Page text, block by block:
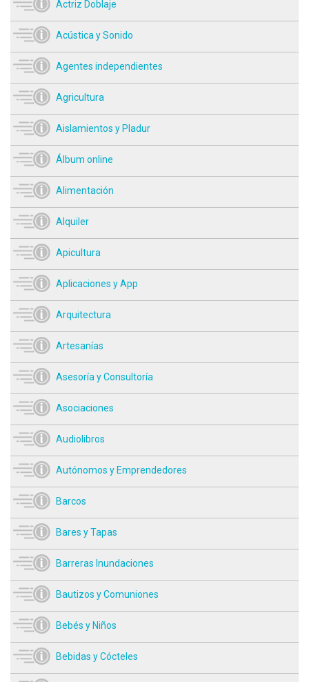
Actriz Doblaje
Acústica y Sonido
Agentes independientes
Agricultura
Aislamientos y Pladur
Álbum online
Alimentación
Alquiler
Apicultura
Aplicaciones y App
Arquitectura
Artesanías
Asesoría y Consultoría
Asociaciones
Audiolibros
Autónomos y Emprendedores
Barcos
Bares y Tapas
Barreras Inundaciones
Bautizos y Comuniones
Bebés y Niños
Bebidas y Cócteles